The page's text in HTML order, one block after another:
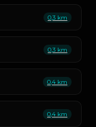
0,3 km
0,3 km
0,4 km
0,4 km